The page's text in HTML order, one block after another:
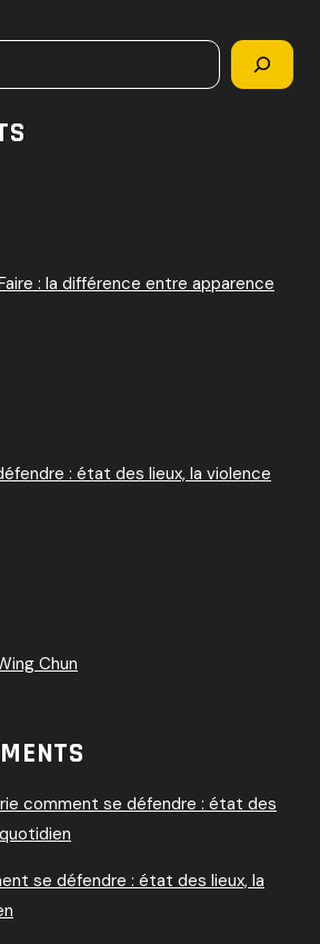
r
: la différence entre apparence
: état des lieux, la violence
Chun
comment se défendre : état des
se défendre : état des lieux, la